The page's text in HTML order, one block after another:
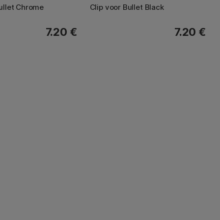
Chrome
7.20 €
Clip voor Bullet Black
7.20 €